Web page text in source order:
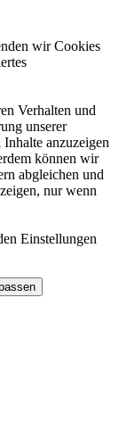
wir Cookies
Verhalten und
unserer
anzuzeigen
können wir
abgleichen und
nur wenn
Einstellungen